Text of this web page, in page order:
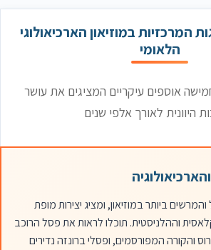
המרכזיות במוזיאון הארכיאולוגי
הלאומי
אוספים עיקריים המציגים את עושר
היוונית לאורך אלפי שנים
ביותר במוזיאון, ומציג יצירות מופת
וההלניסטית. תוכלו לראות את פסל הרוכב
והקורה המפורסמים, ופסלי ברונזה נדירים